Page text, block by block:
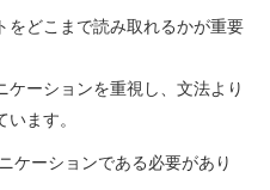
をどこまで読み取れるかが重要
ケーションを重視し、文法より
ます。
ケーションである必要があり